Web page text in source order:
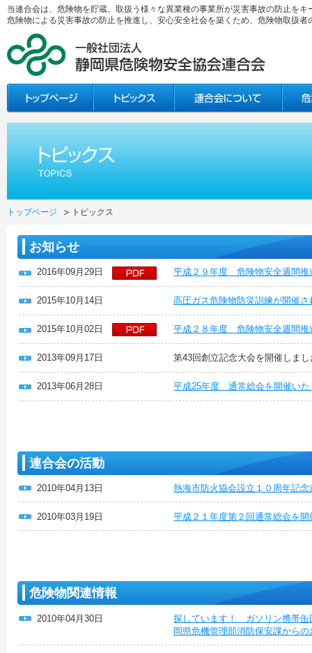
当連合会は、危険物を貯蔵、取扱う様々な異業種の事業所が災害事故の防止を
危険物による災害事故の防止を推進し、安心安全社会を築くため、危険物取扱
トップページ トピックス
お知らせ
2016年09月29日 平成２９年度 危険物安全週間推
2015年10月14日 高圧ガス危険物防災訓練が開催さ
2015年10月02日 平成２８年度 危険物安全週間推
2013年09月17日 第43回創立記念大会を開催しま
2013年06月28日 平成25年度 通常総会を開催いた
連合会の活動
2010年04月13日 熱海市防火協会設立１０周年記
2010年03月19日 平成２１年度第２回通常総会を
危険物関連情報
2010年04月30日
探しています！ ガソリン携帯缶
岡県危機管理部消防保安課から